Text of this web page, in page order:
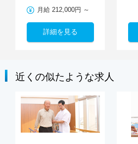
月給 212,000円 ～
詳細を見る
近くの似たような求人